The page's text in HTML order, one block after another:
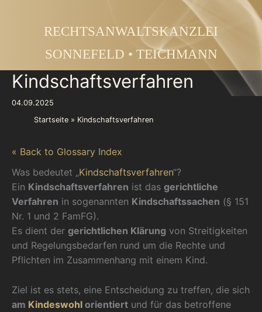
RECHTSANWALTSKANZLEI
SONNEFELD • TEICHMANN
Kindschaftsverfahren
04.09.2025
Startseite
Kindschaftsverfahren
« Back to Glossary Index
Was bedeutet „Kindschaftsverfahren“?
Ein Kindschaftsverfahren ist das gerichtliche
Verfahren in sogenannten Kindschaftssachen (§ 151
Nr. 1 und 2 FamFG).
Es dient der gerichtlichen Klärung von Streitigkeiten
und Regelungsbedarfen rund um die Rechte und
Pflichten im Zusammenhang mit einem Kind.
Ziel ist es stets, eine Entscheidung zu treffen, die sich
am Kindeswohl orientiert und für das betroffene